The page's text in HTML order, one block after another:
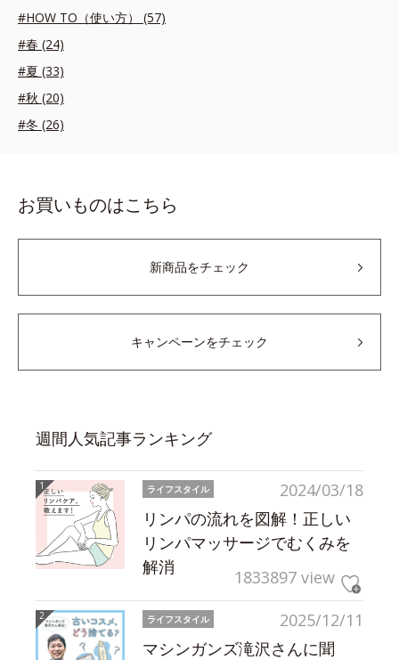
#HOW TO（使い方） (57)
#春 (24)
#夏 (33)
#秋 (20)
#冬 (26)
お買いものはこちら
新商品をチェック
キャンペーンをチェック
週間人気記事ランキング
2024/03/18
ライフスタイル
リンパの流れを図解！正しい
リンパマッサージでむくみを
解消
1833897 view
2025/12/11
ライフスタイル
マシンガンズ滝沢さんに聞